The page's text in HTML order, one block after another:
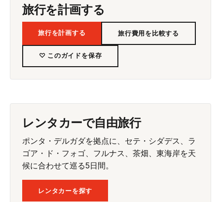
旅行を計画する
旅行を計画する 旅行費用を比較する
♡ このガイドを保存
レンタカーで自由旅行
ポンタ・デルガダを拠点に、セテ・シダデス、ラ
ゴア・ド・フォゴ、フルナス、茶畑、東海岸を天
候に合わせて巡る5日間。
レンタカーを探す